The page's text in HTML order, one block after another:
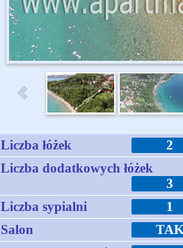
Liczba łóżek
2
Liczba dodatkowych łóżek
3
Liczba sypialni
1
Salon